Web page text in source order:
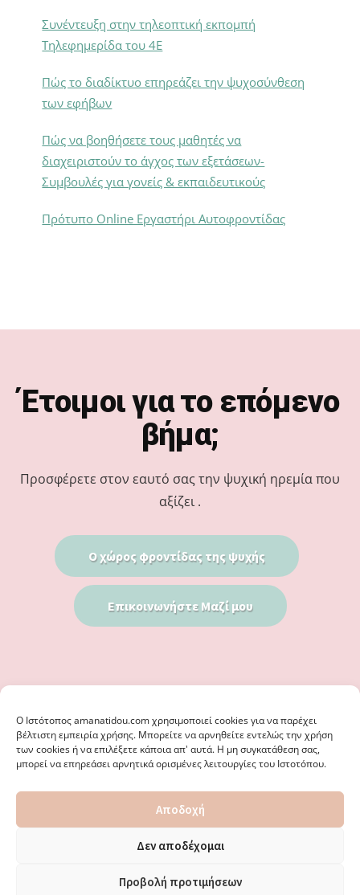
Ο Iστότοπος amanatidou.com χρησιμοποιεί cookies για να παρέχει
βέλτιστη εμπειρία χρήσης. Μπορείτε να αρνηθείτε εντελώς την χρήση
των cookies ή να επιλέξετε κάποια απ' αυτά. Η μη συγκατάθεση σας,
μπορεί να επηρεάσει αρνητικά ορισμένες λειτουργίες του Ιστοτόπου.
Αποδοχή
Δεν αποδέχομαι
Προβολή προτιμήσεων
Συνέντευξη στην τηλεοπτική εκπομπή
Τηλεφημερίδα του 4Ε
Πώς το διαδίκτυο επηρεάζει την ψυχοσύνθεση
των εφήβων
Πώς να βοηθήσετε τους μαθητές να
διαχειριστούν το άγχος των εξετάσεων-
Συμβουλές για γονείς & εκπαιδευτικούς
Πρότυπο Online Εργαστήρι Αυτοφροντίδας
Έτοιμοι για το επόμενο
βήμα;
Προσφέρετε στον εαυτό σας την ψυχική ηρεμία που
αξίζει .
Ο χώρος φροντίδας της ψυχής
Επικοινωνήστε Μαζί μου
ΘΕΣΣΑΛΟΝΊΚΗ - ΕΙΔΙΚΌΣ ΣΤΗ ΓΝΩΣΤΙΚΉ ΣΥΜΠΕΡΙΦΟΡΙΚΉ
ΨΥΧΟΘΕΡΑΠΕΊΑ, ΜΕΤΑΜΟΡΦΏΣΕΩΣ 36 & ΚΟΤΥΏΡΩΝ 38, ΚΑΛΑΜΑΡΙΆ
ΘΕΣΣΑΛΟΝΊΚΗ · ΚΑΤΑΣΚΕΥΉ ΑΠΌWEBERIENCE
ΔΙΕΥΘΎΝΣΕΩΝ ΚΑΙ ΑΛΛΑΓΏΝ. · ΑΠΑΓΟΡΕΎΕΤΑΙ ΑΥΣΤΗΡΆ Η